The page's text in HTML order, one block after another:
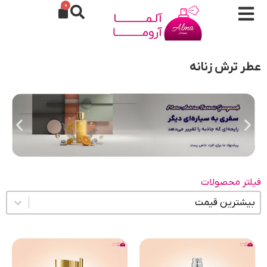
0
عطر ترش زنانه
فیلتر محصولات
مرتب سازی محتوا